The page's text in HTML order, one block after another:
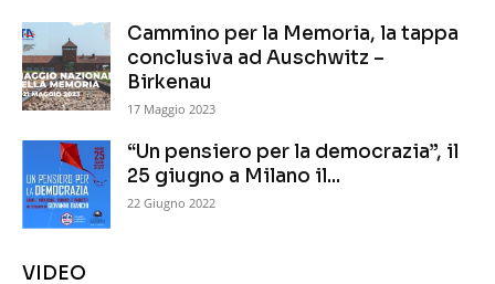
Cammino per la Memoria, la tappa
conclusiva ad Auschwitz –
Birkenau
17 Maggio 2023
“Un pensiero per la democrazia”, il
25 giugno a Milano il...
22 Giugno 2022
VIDEO